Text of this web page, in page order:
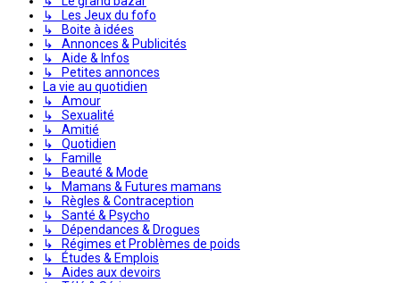
↳ Les Jeux du fofo
↳ Boite à idées
↳ Annonces & Publicités
↳ Aide & Infos
↳ Petites annonces
La vie au quotidien
↳ Amour
↳ Sexualité
↳ Amitié
↳ Quotidien
↳ Famille
↳ Beauté & Mode
↳ Mamans & Futures mamans
↳ Règles & Contraception
↳ Santé & Psycho
↳ Dépendances & Drogues
↳ Régimes et Problèmes de poids
↳ Études & Emplois
↳ Aides aux devoirs